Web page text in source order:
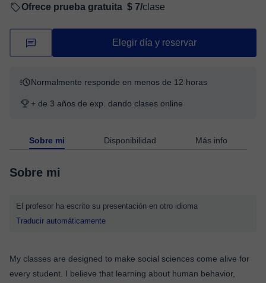
Ofrece prueba gratuita $ 7/clase
Elegir día y reservar
Normalmente responde en menos de 12 horas
+ de 3 años de exp. dando clases online
Sobre mi Disponibilidad Más info
Sobre mi
El profesor ha escrito su presentación en otro idioma
Traducir automáticamente
My classes are designed to make social sciences come alive for
every student. I believe that learning about human behavior,